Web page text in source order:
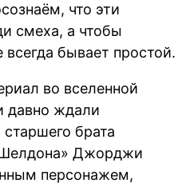
что эти
смеха, а чтобы
всегда бывает простой.
во вселенной
давно ждали
брата
Джорджи
персонажем,